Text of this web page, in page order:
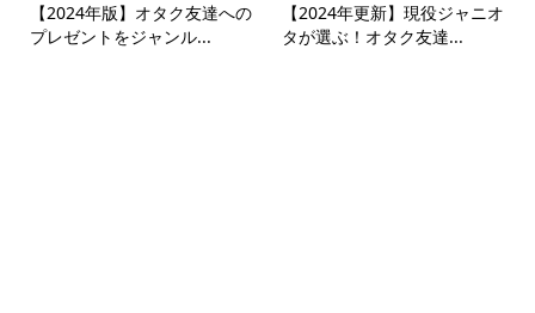
【2024年版】オタク友達への
プレゼントをジャンル...
【2024年更新】現役ジャニオ
タが選ぶ！オタク友達...